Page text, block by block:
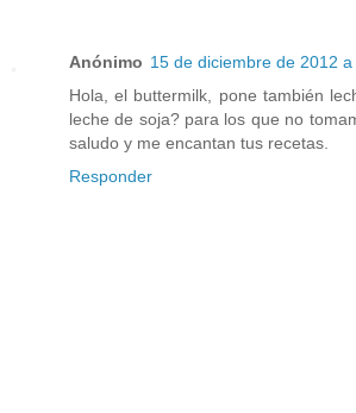
Anónimo 15 de diciembre de 2012
Hola, el buttermilk, pone también
leche de soja? para los que no
saludo y me encantan tus recetas.
Responder